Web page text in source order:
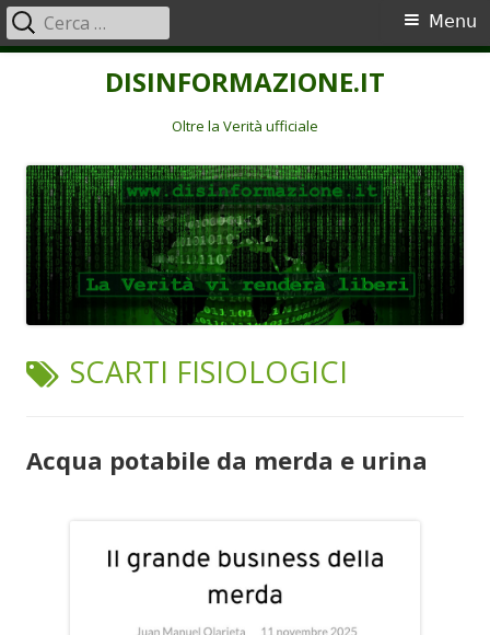
DISINFORMAZIONE.IT
Oltre la Verità ufficiale
Menu
principale
Menu
Ricerca
per:
TAG:
SCARTI FISIOLOGICI
Acqua potabile da merda e urina